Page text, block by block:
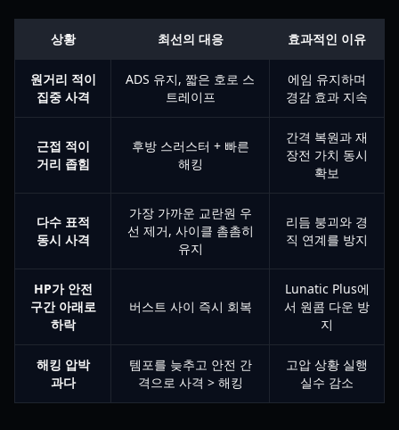
상황 최선의 대응 효과적인 이유
원거리 적이
집중 사격
ADS 유지, 짧은 호로 스
트레이프
에임 유지하며
경감 효과 지속
근접 적이
거리 좁힘
후방 스러스터 + 빠른
해킹
간격 복원과 재
장전 가치 동시
확보
다수 표적
동시 사격
가장 가까운 교란원 우
선 제거, 사이클 촘촘히
유지
리듬 붕괴와 경
직 연계를 방지
HP가 안전
구간 아래로
하락
버스트 사이 즉시 회복
Lunatic Plus에
서 원콤 다운 방
지
해킹 압박
과다
템포를 늦추고 안전 간
격으로 사격 > 해킹
고압 상황 실행
실수 감소